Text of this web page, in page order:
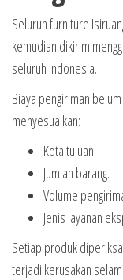
Seluruh furniture
kemudian dikirim
seluruh Indonesia.
Biaya pengiriman
menyesuaikan:
Kota tujuan.
Jumlah barang.
Volume
Jenis layanan
Setiap produk
terjadi kerusakan